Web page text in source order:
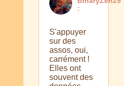
:
S'appuyer
sur des
assos, oui,
carrément !
Elles ont
souvent des